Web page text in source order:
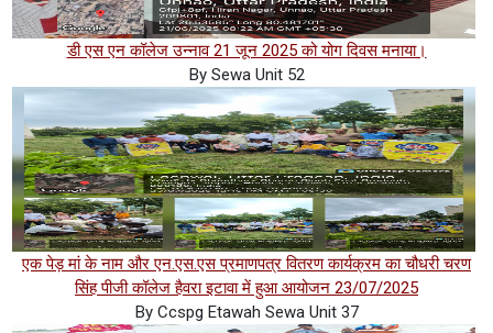
डी एस एन कॉलेज उन्नाव 21 जून 2025 को योग दिवस मनाया।
By Sewa Unit 52
एक पेड़ मां के नाम और एन.एस.एस प्रमाणपत्र वितरण कार्यक्रम का चौधरी चरण
सिंह पीजी कॉलेज हैवरा इटावा में हुआ आयोजन 23/07/2025
By Ccspg Etawah Sewa Unit 37